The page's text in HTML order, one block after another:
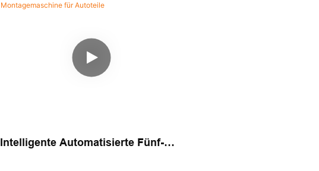
Intelligente Automatisierte Fünf-